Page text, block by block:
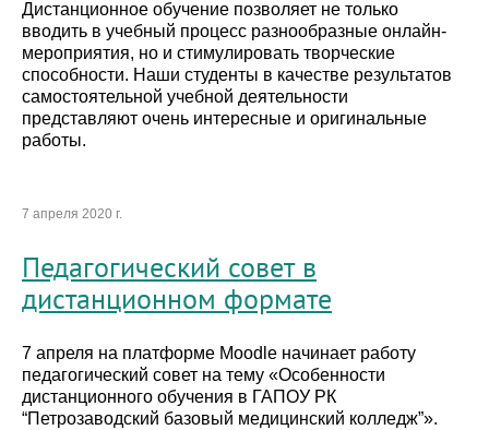
Дистанционное обучение позволяет не только
вводить в учебный процесс разнообразные онлайн-
мероприятия, но и стимулировать творческие
способности. Наши студенты в качестве результатов
самостоятельной учебной деятельности
представляют очень интересные и оригинальные
работы.
7 апреля 2020 г.
Педагогический совет в
дистанционном формате
7 апреля на платформе Moodle начинает работу
педагогический совет на тему «Особенности
дистанционного обучения в ГАПОУ РК
“Петрозаводский базовый медицинский колледж”».